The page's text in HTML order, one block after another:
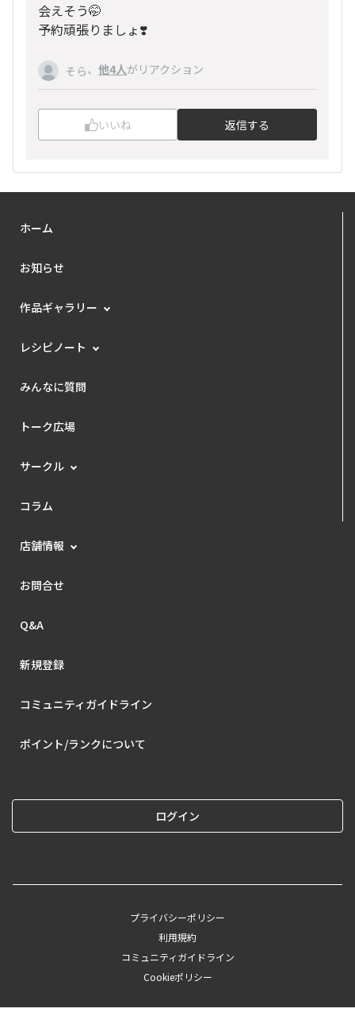
会えそう🤭
予約頑張りましょ❣️
そら、 他4人がリアクション
いいね 返信する
ホーム
お知らせ
作品ギャラリー
レシピノート
みんなに質問
トーク広場
サークル
コラム
店舗情報
お問合せ
Q&A
新規登録
コミュニティガイドライン
ポイント/ランクについて
ログイン
プライバシーポリシー
利用規約
コミュニティガイドライン
Cookieポリシー